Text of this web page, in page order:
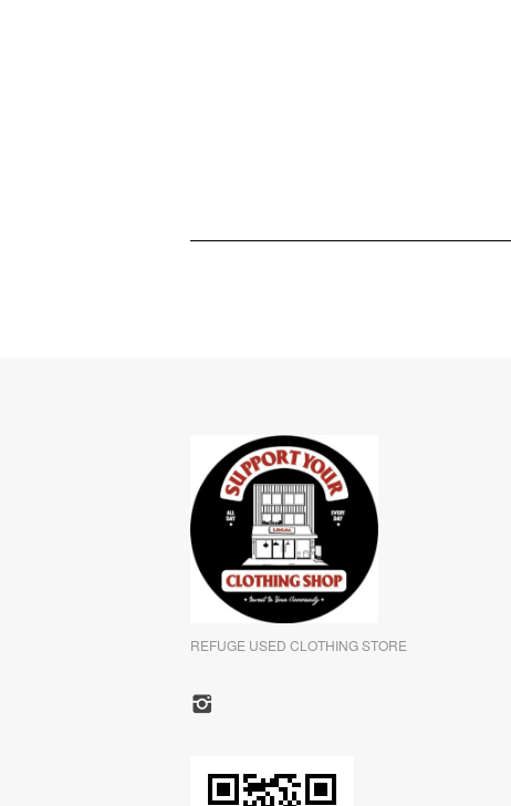
REFUGE USED CLOTHING STORE